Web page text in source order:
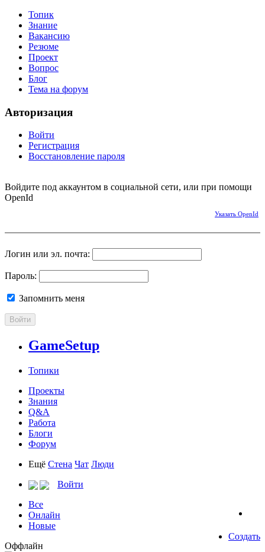
Топик
Знание
Вакансию
Резюме
Проект
Вопрос
Блог
Тема на форум
Авторизация
Войти
Регистрация
Восстановление пароля
Войдите под аккаунтом в социальной сети, или при помощи
OpenId
Указать OpenId
Логин или эл. почта:
Пароль:
Запомнить меня
Войти
GameSetup
Топики
Проекты
Знания
Q&A
Работа
Блоги
Форум
Ещё Стена Чат Люди
Войти
Все
Онлайн
Новые
Создать
Оффлайн